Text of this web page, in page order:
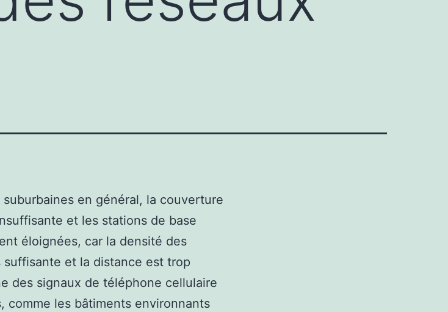
en général, la couverture
et les stations de base
éloignées, car la densité des
suffisante et la distance est trop
des signaux de téléphone cellulaire
comme les bâtiments environnants